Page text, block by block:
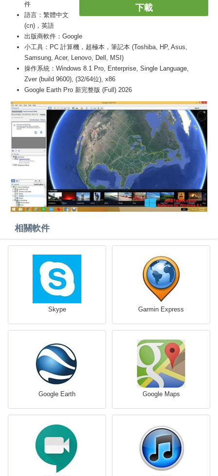
下載
件
語言：繁體中文
(cn)，英語
出版商軟件：Google
小工具：PC 計算機，超極本，筆記本 (Toshiba, HP, Asus,
Samsung, Acer, Lenovo, Dell, MSI)
操作系統：Windows 8.1 Pro, Enterprise, Single Language,
Zver (build 9600), (32/64位), x86
Google Earth Pro 新完整版 (Full) 2026
相關軟件
Skype Garmin Express
Google Earth Google Maps